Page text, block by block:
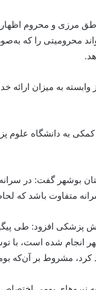
محرومیتی را که
وابسته به میزان
به دانشگاه علوم
بوشهر گفت: در
متفاوت باشد که
پزشکی افزود: طی
انجام شده است، با
مشروط بر آن‌که